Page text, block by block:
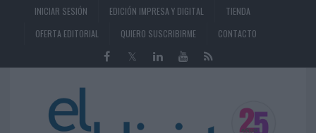
INICIAR SESIÓN EDICIÓN IMPRESA Y DIGITAL
TIENDA
OFERTA EDITORIAL
QUIERO SUSCRIBIRME CONTACTO